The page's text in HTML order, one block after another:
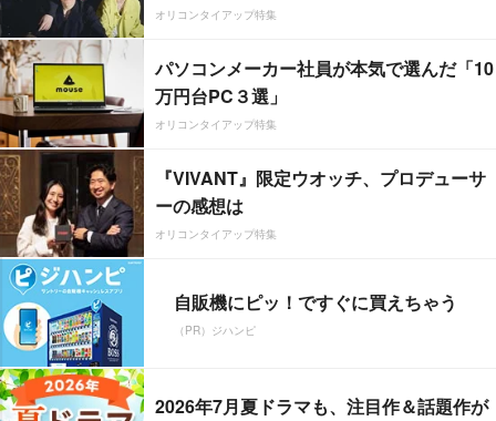
オリコンタイアップ特集
パソコンメーカー社員が本気で選んだ「10
万円台PC３選」
オリコンタイアップ特集
『VIVANT』限定ウオッチ、プロデューサ
ーの感想は
オリコンタイアップ特集
自販機にピッ！ですぐに買えちゃう
（PR）ジハンピ
2026年7月夏ドラマも、注目作＆話題作が